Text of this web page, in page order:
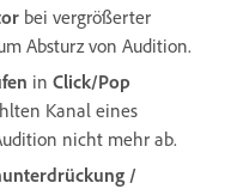
bei vergrößerter
Absturz von Audition.
in Click/Pop
Kanal eines
nicht mehr ab.
/